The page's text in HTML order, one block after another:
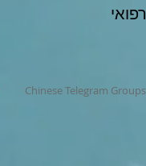
Chinese Telegram